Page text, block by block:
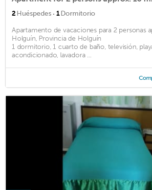
2Huéspedes · 1Dormitorio
Apartamento de vacaciones para 2 personas
Holguín, Provincia de Holguín
1 dormitorio, 1 cuarto de baño, televisión,
acondicionado, lavadora ...